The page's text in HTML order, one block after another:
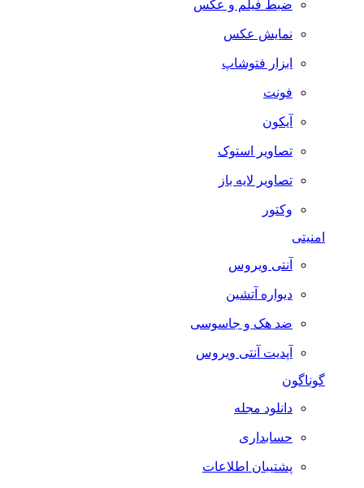
ضبط فيلم و عكس
نمایش عکس
ابزار فتوشاپ
فونت
آیکون
تصاویر استوک
تصاویر لایه باز
وکتور
امنیتی
آنتی ویروس
دیواره آتشین
ضد هک و جاسوسی
آپدیت آنتی ویروس
گوناگون
دانلود مجله
حسابداری
پشتیبان اطلاعات